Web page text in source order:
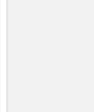
発売から1
で販売店